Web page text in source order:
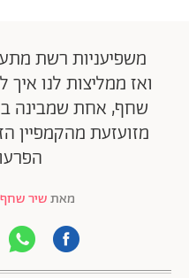
משפיעניות רשת
ואז ממליצות לנו
שחף, אחת שמבינה
מזועזעת מהקמפיין
מאתשיר שחף